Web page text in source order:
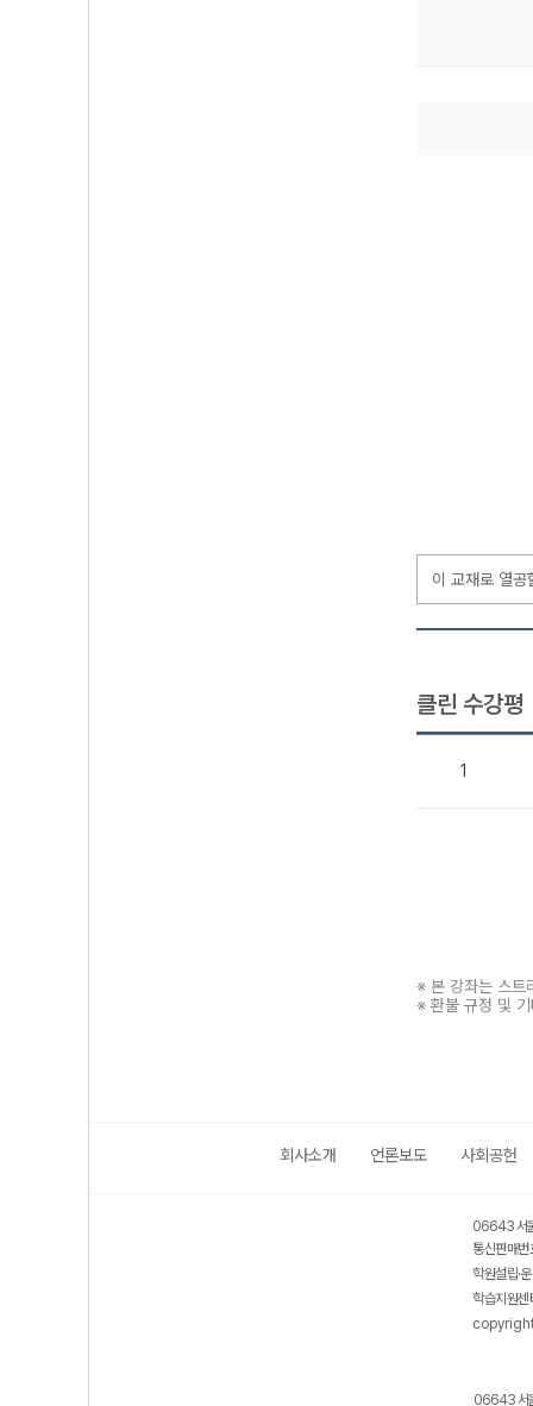
이 교재로 열
클린 수강평
1
※ 본 강좌는 스트
※ 환불 규정 및
회사소개 언론보도 사회공헌
06643 서
통신판매
학원설립·
학습지원
06643 서